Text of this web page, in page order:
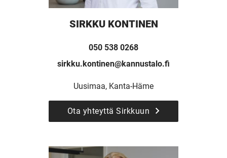
SIRKKU KONTINEN
050 538 0268
sirkku.kontinen@kannustalo.fi
Uusimaa, Kanta-Häme
Ota yhteyttä Sirkkuun